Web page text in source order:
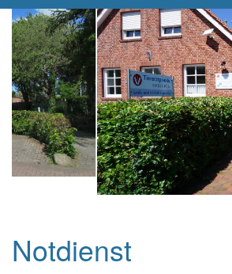
Über uns
Kleintierpraxis
Großtierpraxis
Kontakt & Anfahrt
Notdienst